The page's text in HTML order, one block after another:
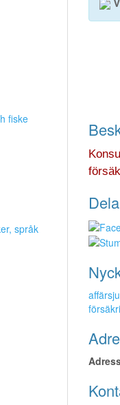
fiske
språk